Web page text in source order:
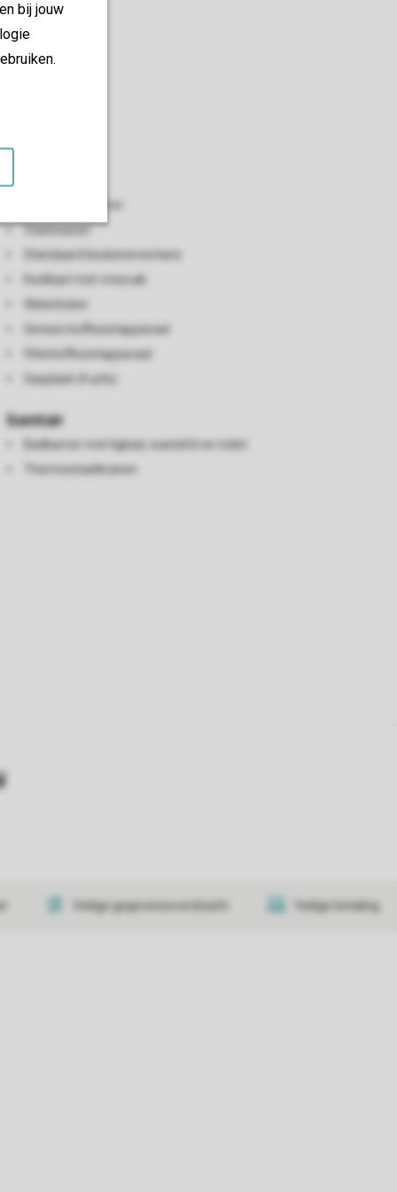
bij jouw
Keuken
Vaatwasser
Standaard keukeninventaris
Koelkast met vriesvak
Waterkoker
Senseo koffiezetapparaat
Filterkoffiezetapparaat
Gasplaat (4-pits)
Sanitair
Badkamer met ligbad, wastafel en toilet
Thermostaatkranen
Veilige gegevensoverdracht Veilige betaling